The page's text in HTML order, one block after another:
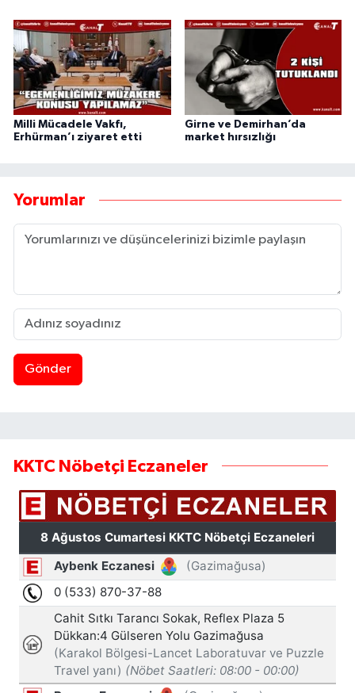
Milli Mücadele Vakfı,
Erhürman’ı ziyaret etti
Girne ve Demirhan’da
market hırsızlığı
Yorumlar
Gönder
KKTC Nöbetçi Eczaneler